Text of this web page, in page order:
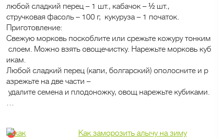
любой сладкий перец – 1 шт., кабачок – ½ шт.,
стручковая фасоль – 100 г, кукуруза – 1 початок.
Приготовление:
Свежую морковь поскоблите или срежьте кожуру тонким
слоем. Можно взять овощечистку. Нарежьте морковь куб
икам.
Любой сладкий перец (капи, болгарский) ополосните и р
азрежьте на две части –
удалите семена и плодоножку, овощ нарежьте кубиками.
…
Как заморозить алычу на зиму